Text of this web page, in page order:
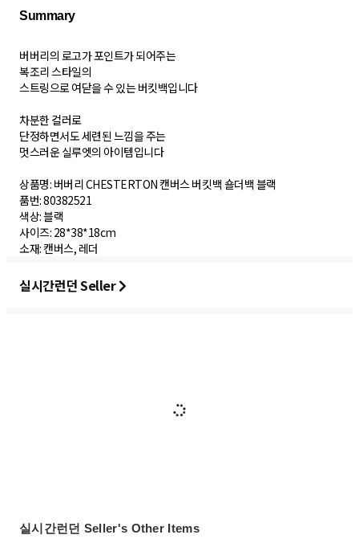
Summary
버버리의 로고가 포인트가 되어주는
복조리 스타일의
스트링으로 여닫을 수 있는 버킷백입니다
차분한 컬러로
단정하면서도 세련된 느낌을 주는
멋스러운 실루엣의 아이템입니다
상품명: 버버리 CHESTERTON 캔버스 버킷백 숄더백 블랙
품번: 80382521
색상: 블랙
사이즈: 28*38*18cm
실시간런던 Seller
실시간런던 Seller's Other Items